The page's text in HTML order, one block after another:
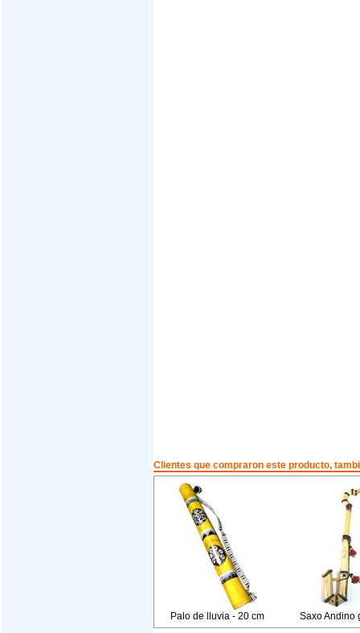
Clientes que compraron este producto,
Palo de lluvia - 20 cm Saxo Andino